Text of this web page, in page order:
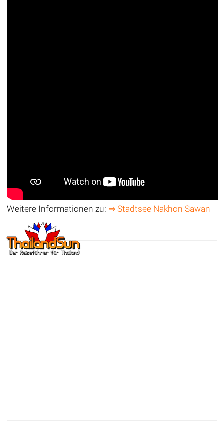
Weitere Informationen zu: ⇒ Stadtsee Nakhon Sawan